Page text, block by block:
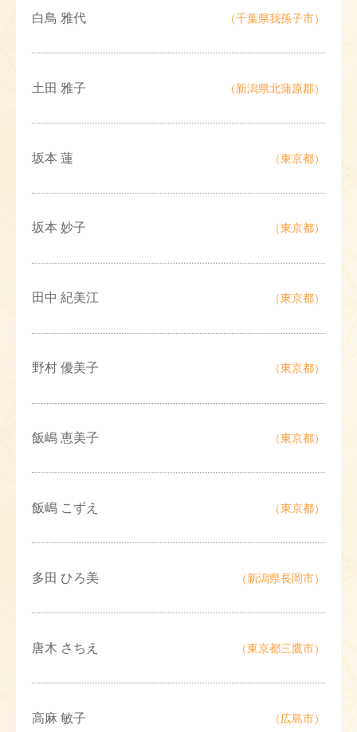
白鳥 雅代 （千葉県我孫子市）
土田 雅子 （新潟県北蒲原郡）
坂本 蓮 （東京都）
坂本 妙子 （東京都）
田中 紀美江 （東京都）
野村 優美子 （東京都）
飯嶋 恵美子 （東京都）
飯嶋 こずえ （東京都）
多田 ひろ美 （新潟県長岡市）
唐木 さちえ （東京都三鷹市）
高麻 敏子 （広島市）